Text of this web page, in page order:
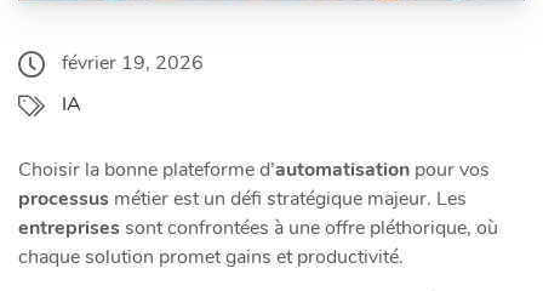
février 19, 2026
IA
Choisir la bonne plateforme d’automatisation pour vos
processus métier est un défi stratégique majeur. Les
entreprisessont confrontées à une offre pléthorique, où
chaque solution promet gains et productivité.